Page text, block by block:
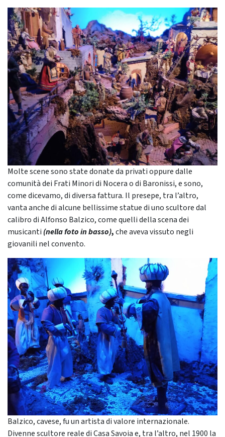
Molte scene sono state donate da privati oppure dalle
comunità dei Frati Minori di Nocera o di Baronissi, e sono,
come dicevamo, di diversa fattura. Il presepe, tra l’altro,
vanta anche di alcune bellissime statue di uno scultore dal
calibro di Alfonso Balzico, come quelli della scena dei
musicanti (nella foto in basso),che aveva vissuto negli
giovanili nel convento.
Balzico, cavese, fu un artista di valore internazionale.
Divenne scultore reale di Casa Savoia e, tra l’altro, nel 1900 la